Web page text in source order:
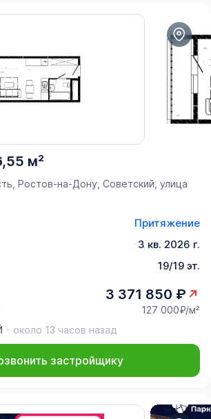
м²
Ростов-на-Дону, Советский, улица
Притяжение
3 кв. 2026 г.
19/19 эт.
3 371 850 ₽
127 000₽/м²
около 13 часов назад
застройщику